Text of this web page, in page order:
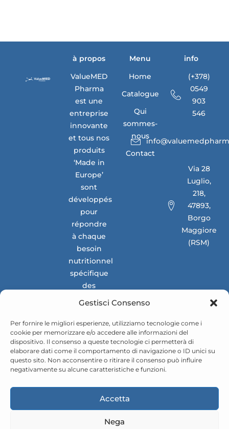
Gestisci Consenso
Per fornire le migliori esperienze, utilizziamo tecnologie come i
cookie per memorizzare e/o accedere alle informazioni del
dispositivo. Il consenso a queste tecnologie ci permetterà di
elaborare dati come il comportamento di navigazione o ID unici su
questo sito. Non acconsentire o ritirare il consenso può influire
negativamente su alcune caratteristiche e funzioni.
Accetta
Nega
à propos
ValueMED
Pharma
est une
entreprise
innovante
et tous nos
produits
‘Made in
Europe’
sont
développés
pour
répondre
à chaque
besoin
nutritionnel
spécifique
des
marchés
et
internationaux.
Menu
Home
Catalogue
Qui
sommes-
nous
Contact
info
(+378)
0549
903
546
Via 28
Luglio,
218,
47893,
Borgo
Maggiore
(RSM)